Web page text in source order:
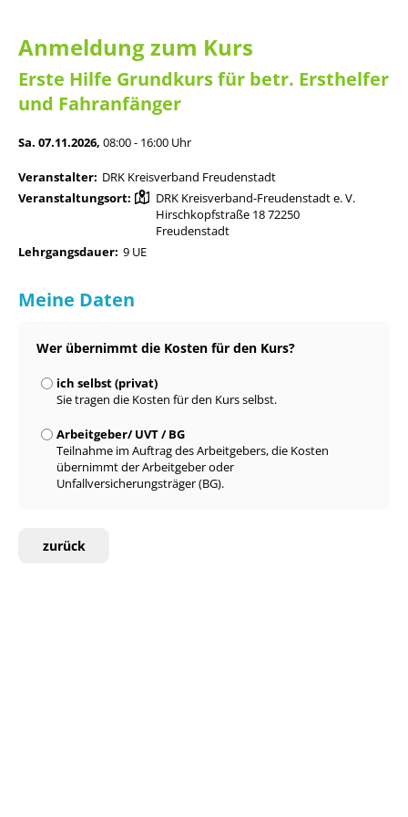
Anmeldung zum Kurs
Erste Hilfe Grundkurs für betr. Ersthelfer
und Fahranfänger
Sa. 07.11.2026, 08:00 - 16:00 Uhr
Veranstalter: DRK Kreisverband Freudenstadt
Veranstaltungsort:
DRK Kreisverband-Freudenstadt e. V.
Hirschkopfstraße 18 72250
Freudenstadt
Lehrgangsdauer: 9 UE
Meine Daten
Wer übernimmt die Kosten für den Kurs?
ich selbst (privat)
Sie tragen die Kosten für den Kurs selbst.
Arbeitgeber/ UVT / BG
Teilnahme im Auftrag des Arbeitgebers, die Kosten
übernimmt der Arbeitgeber oder
Unfallversicherungsträger (BG).
zurück